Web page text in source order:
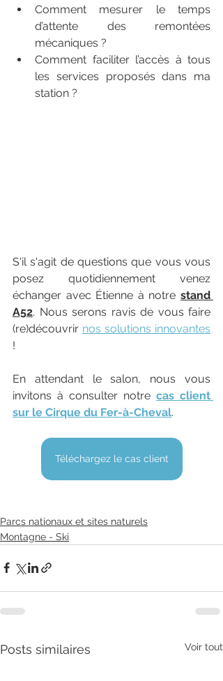
Comment mesurer le temps
d’attente des remontées
mécaniques ?
Comment faciliter l’accès à tous
les services proposés dans ma
station ?
S'il s'agit de questions que vous vous
posez quotidiennement venez
échanger avec Étienne à notre stand
A52. Nous serons ravis de vous faire
(re)découvrir nos solutions innovantes
!
En attendant le salon, nous vous
invitons à consulter notre cas client
sur le Cirque du Fer-à-Cheval.
Téléchargez le cas client
Parcs nationaux et sites naturels
Montagne - Ski
Posts similaires Voir tout